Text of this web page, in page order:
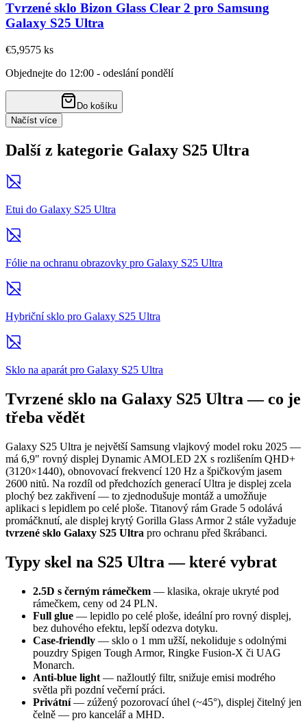
Tvrzené sklo Bizon Glass Clear 2 pro Samsung
Galaxy S25 Ultra
€5,9575 ks
Objednejte do 12:00 - odeslání pondělí
Do košíku
Načíst více
Další z kategorie Galaxy S25 Ultra
Etui do Galaxy S25 Ultra
Fólie na ochranu obrazovky pro Galaxy S25 Ultra
Hybriční sklo pro Galaxy S25 Ultra
Sklo na aparát pro Galaxy S25 Ultra
Tvrzené sklo na Galaxy S25 Ultra — co je
třeba vědět
Galaxy S25 Ultra je největší Samsung vlajkový model roku 2025 —
má 6,9" rovný displej Dynamic AMOLED 2X s rozlišením QHD+
(3120×1440), obnovovací frekvencí 120 Hz a špičkovým jasem
2600 nitů. Na rozdíl od předchozích generací Ultra je displej zcela
plochý bez zakřivení — to zjednodušuje montáž a umožňuje
aplikaci s lepidlem po celé ploše. Titanový rám Grade 5 odolává
promáčknutí, ale displej krytý Gorilla Glass Armor 2 stále vyžaduje
tvrzené sklo Galaxy S25 Ultra pro ochranu před škrábanci.
Typy skel na S25 Ultra — které vybrat
2.5D s černým rámečkem — klasika, okraje ukryté pod
rámečkem, ceny od 24 PLN.
Full glue — lepidlo po celé ploše, ideální pro rovný displej,
bez duhového efektu, lepší odezva dotyku.
Case-friendly — sklo o 1 mm užší, nekoliduje s odolnými
pouzdry Spigen Tough Armor, Ringke Fusion-X či UAG
Monarch.
Anti-blue light — nažloutlý filtr, snižuje emisi modrého
světla při pozdní večerní práci.
Privátní— zúžený pozorovací úhel (~45°), displej čitelný jen
čelně — pro kancelář a MHD.